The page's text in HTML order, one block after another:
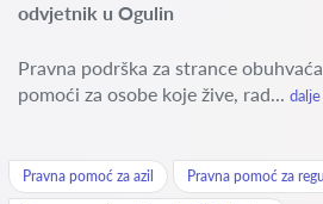
odvjetnik u Ogulin
Pravna podrška za strance
pomoći za osobe koje žive, rad... dalje
Pravna pomoć za azil Pravna pomoć za